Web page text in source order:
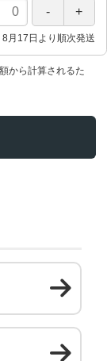
8月17日より順次発送
から計算されるた